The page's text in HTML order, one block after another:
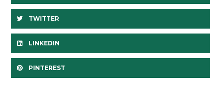
TWITTER
LINKEDIN
PINTEREST